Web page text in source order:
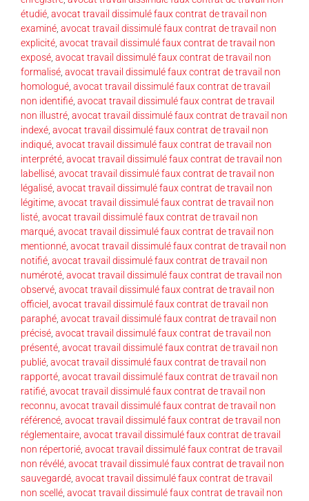
étudié, avocat travail dissimulé faux contrat de travail non
examiné, avocat travail dissimulé faux contrat de travail non
explicité, avocat travail dissimulé faux contrat de travail non
exposé, avocat travail dissimulé faux contrat de travail non
formalisé, avocat travail dissimulé faux contrat de travail non
homologué, avocat travail dissimulé faux contrat de travail
non identifié, avocat travail dissimulé faux contrat de travail
non illustré, avocat travail dissimulé faux contrat de travail non
indexé, avocat travail dissimulé faux contrat de travail non
indiqué, avocat travail dissimulé faux contrat de travail non
interprété, avocat travail dissimulé faux contrat de travail non
labellisé, avocat travail dissimulé faux contrat de travail non
légalisé, avocat travail dissimulé faux contrat de travail non
légitime, avocat travail dissimulé faux contrat de travail non
listé, avocat travail dissimulé faux contrat de travail non
marqué, avocat travail dissimulé faux contrat de travail non
mentionné, avocat travail dissimulé faux contrat de travail non
notifié, avocat travail dissimulé faux contrat de travail non
numéroté, avocat travail dissimulé faux contrat de travail non
observé, avocat travail dissimulé faux contrat de travail non
officiel , avocat travail dissimulé faux contrat de travail non
paraphé, avocat travail dissimulé faux contrat de travail non
précisé, avocat travail dissimulé faux contrat de travail non
présenté, avocat travail dissimulé faux contrat de travail non
publié, avocat travail dissimulé faux contrat de travail non
rapporté, avocat travail dissimulé faux contrat de travail non
ratifié, avocat travail dissimulé faux contrat de travail non
reconnu, avocat travail dissimulé faux contrat de travail non
référencé, avocat travail dissimulé faux contrat de travail non
réglementaire, avocat travail dissimulé faux contrat de travail
non répertorié, avocat travail dissimulé faux contrat de travail
non révélé, avocat travail dissimulé faux contrat de travail non
sauvegardé, avocat travail dissimulé faux contrat de travail
non scellé, avocat travail dissimulé faux contrat de travail non